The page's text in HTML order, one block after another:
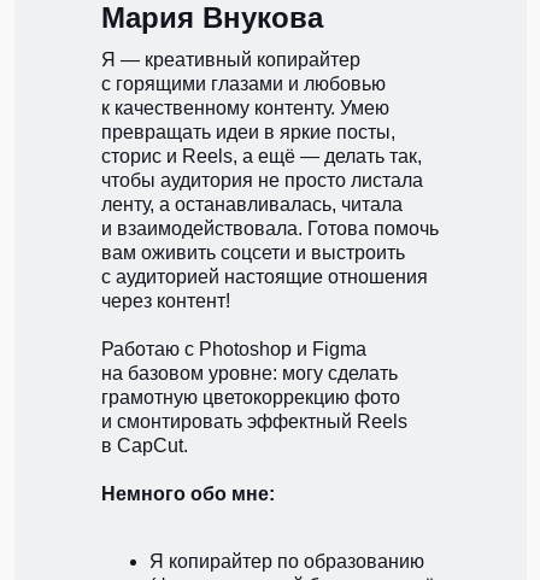
Мария Внукова
Я — креативный копирайтер
с горящими глазами и любовью
к качественному контенту. Умею
превращать идеи в яркие посты,
сторис и Reels, а ещё — делать так,
чтобы аудитория не просто листала
ленту, а останавливалась, читала
и взаимодействовала. Готова помочь
вам оживить соцсети и выстроить
с аудиторией настоящие отношения
через контент!
Работаю с Photoshop и Figma
на базовом уровне: могу сделать
грамотную цветокоррекцию фото
и смонтировать эффектный Reels
в CapCut.
Немного обо мне:
Я копирайтер по образованию